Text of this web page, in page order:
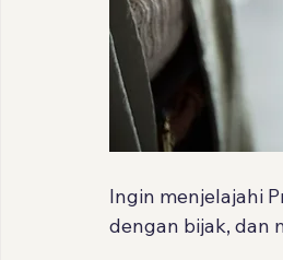
Ingin menjelajahi
dengan bijak, dan